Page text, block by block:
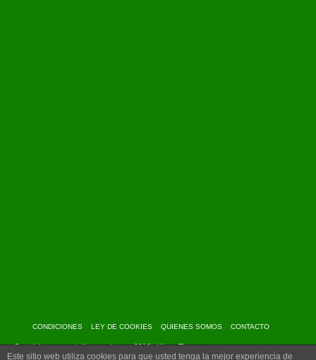
CONDICIONES LEY DE COOKIES QUIENES SOMOS CONTACTO
Copyright: www.myindiantravel.com - 2013 - Virtue Theme
Este sitio web utiliza cookies para que usted tenga la mejor experiencia de